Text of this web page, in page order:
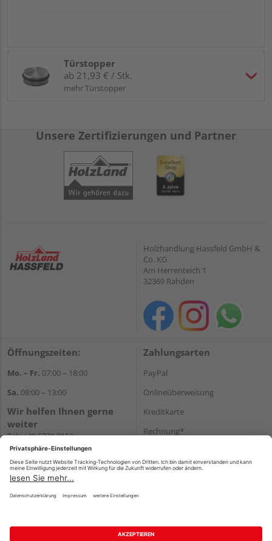
Türstopper
ab 21,93 € / Stk.
mehr Türstopper
Unsere Zertifizierungen und Partner
Holzhandlung Hassfeld GmbH &
Co. KG
Am Herrenteich 1
32369 Rahden
Öffnungszeiten:
Mo. – Fr. 07:00 – 18:00
Sa. 08:00 – 13:00
Wir helfen Ihnen gerne
weiter
Tel.:+49 5771 9150
E-Mail:info@holz-hassfeld.de
WhatsApp
Zahlungsarten
PayPal
Onlineüberweisung
Kreditkarte
Rechnung*
Versand
Impressum AGB Widerruf
Datenschutz